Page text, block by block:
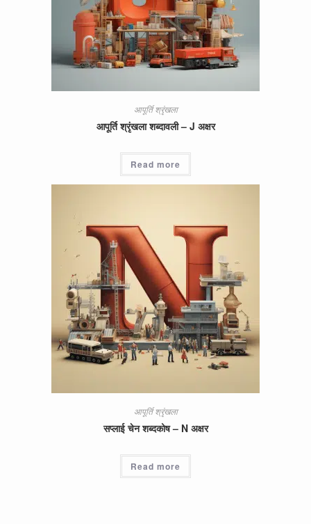
आपूर्ति श्रृंखला
आपूर्ति श्रृंखला शब्दावली – J अक्षर
Read more
आपूर्ति श्रृंखला
सप्लाई चेन शब्दकोष – N अक्षर
Read more